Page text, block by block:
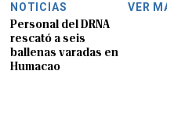
NOTICIAS
Personal del DRNA
rescató a seis
ballenas varadas en
Humacao
VER MÁS